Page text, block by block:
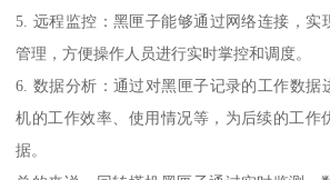
5. 远程监控：黑匣子能够通过网络连接，实
管理，方便操作人员进行实时掌控和调度。
6. 数据分析：通过对黑匣子记录的工作数据
机的工作效率、使用情况等，为后续的工作
据。